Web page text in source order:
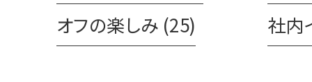
オフの楽しみ (25)
社内